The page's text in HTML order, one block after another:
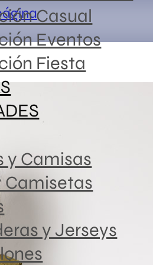
Casual
Eventos
Fiesta
y Camisas
Camisetas
y Jerseys